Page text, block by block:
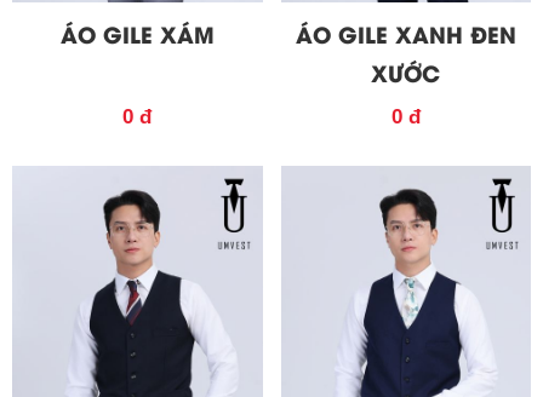
ÁO GILE XÁM
0 đ
ÁO GILE XANH ĐEN
XƯỚC
0 đ